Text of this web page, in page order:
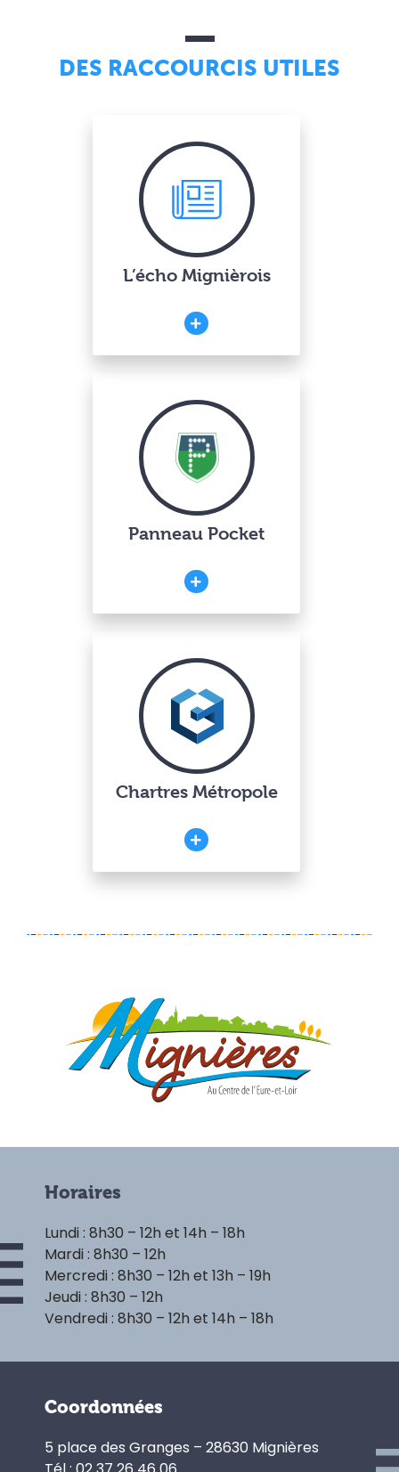
DES RACCOURCIS UTILES
L’écho Mignièrois
Panneau Pocket
Chartres Métropole
Horaires
Lundi : 8h30 – 12h et 14h – 18h
Mardi : 8h30 – 12h
Mercredi : 8h30 – 12h et 13h – 19h
Jeudi : 8h30 – 12h
Vendredi : 8h30 – 12h et 14h – 18h
Coordonnées
5 place des Granges – 28630 Mignières